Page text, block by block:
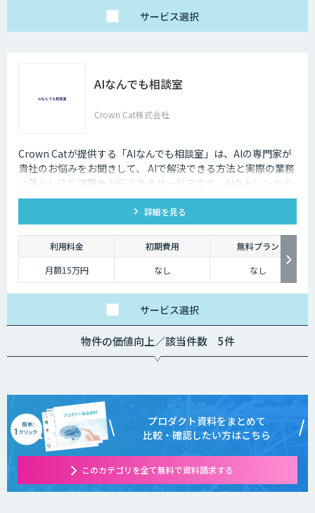
サービス選択
AIなんでも相談室
Crown Cat株式会社
Crown Catが提供する「AIなんでも相談室」は、AIの専門家が
貴社のお悩みをお聞きして、 AIで解決できる方法と実際の業務
に落とし込む道筋をお伝えするサービスです。AIのトレンドや
最新の事例はもちろん、自社にあった活用を安価にクイックに
詳細を見る
利用料金 初期費用
無料プラン
月額15万円
なし なし
サービス選択
物件の価値向上／該当件数 5件
プロダクト資料をまとめて
比較・確認したい方はこちら
このカテゴリを全て無料で資料請求する